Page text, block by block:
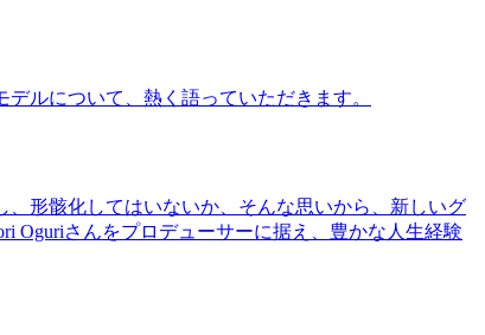
ルについて、熱く語っていただきます。
形骸化してはいないか、そんな思いから、新しいグ
Oguriさんをプロデューサーに据え、豊かな人生経験